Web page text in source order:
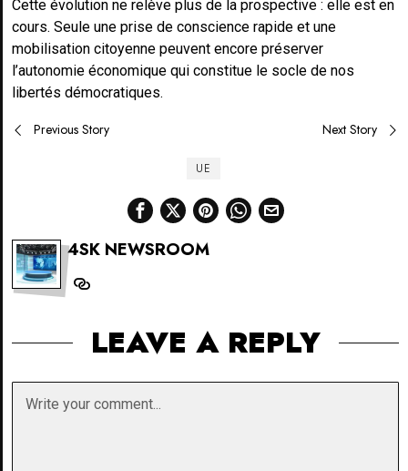
Cette évolution ne relève plus de la prospective : elle est en
cours. Seule une prise de conscience rapide et une
mobilisation citoyenne peuvent encore préserver
l’autonomie économique qui constitue le socle de nos
libertés démocratiques.
Post
Previous Story Next Story
UE
4SK NEWSROOM
LEAVE A REPLY